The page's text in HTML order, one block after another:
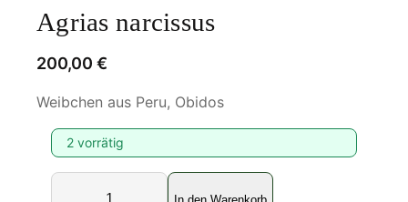
Agrias narcissus
200,00 €
Weibchen aus Peru, Obidos
2 vorrätig
A
In den Warenkorb